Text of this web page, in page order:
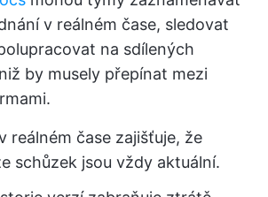
v reálném čase, sledovat
na sdílených
by musely přepínat mezi
reálném čase zajišťuje, že
schůzek jsou vždy aktuální.